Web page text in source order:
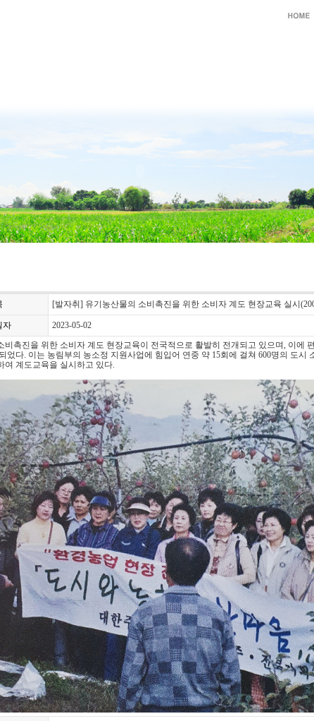
[발자취] 유기농산물의 소비촉진을 위한 소비자 계도 현장교육 실시
자
2023-05-02
비촉진을 위한 소비자 계도 현장교육이 전국적으로 활발히 전개되고 있으며, 이에
었다. 이는 농림부의 농소정 지원사업에 힘입어 연중 약 15회에 걸쳐 600명의 도시
여 계도교육을 실시하고 있다.